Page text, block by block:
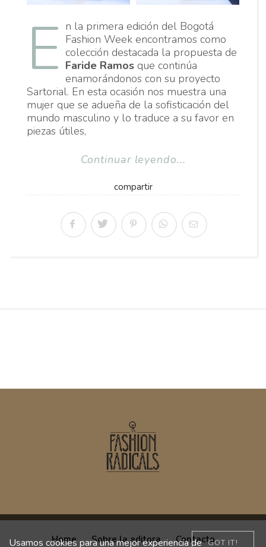
E n la primera edición del Bogotá
Fashion Week encontramos como
colección destacada la propuesta de
Faride Ramos que continúa
enamorándonos con su proyecto
Sartorial. En esta ocasión nos muestra una
mujer que se adueña de la sofisticación del
mundo masculino y lo traduce a su favor en
piezas útiles,
Continuar leyendo...
compartir
Home Sobre la editora ContactoGOT IT!
Usamos cookies para una mejor experiencia de